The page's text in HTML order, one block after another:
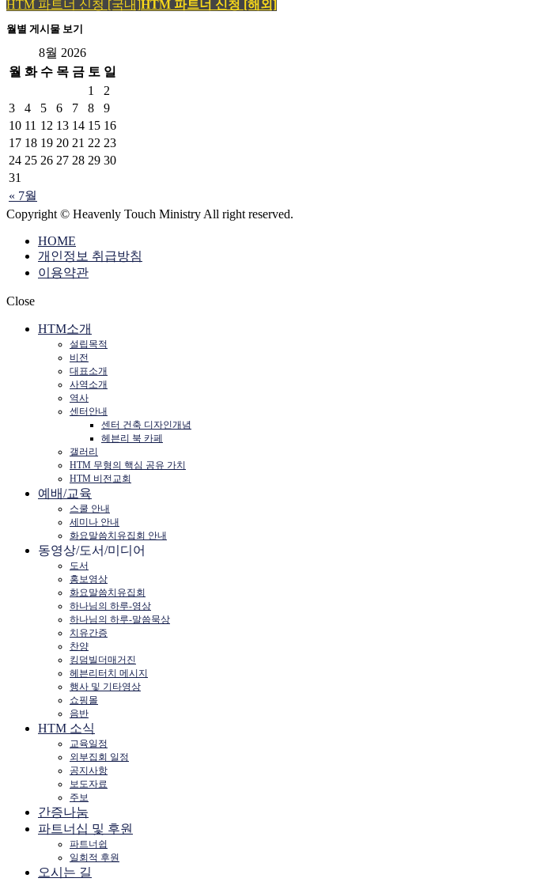
HTM 파트너 신청 [국내]HTM 파트너 신청 [해외]
월별 게시물 보기
8월 2026
월 화 수 목 금 토 일
« 7월
1
2
3
4 5 6 7 8
9
10 11 12 13 14 15 16
17 18 19 20 21 22 23
24 25 26 27 28 29 30
31
Copyright © Heavenly Touch Ministry All right reserved.
HOME
개인정보 취급방침
이용약관
Close
HTM소개
설립목적
비전
대표소개
사역소개
역사
센터안내
센터 건축 디자인개념
헤븐리 북 카페
갤러리
HTM 무형의 핵심 공유 가치
HTM 비전교회
예배/교육
스쿨 안내
세미나 안내
화요말씀치유집회 안내
동영상/도서/미디어
도서
홍보영상
화요말씀치유집회
하나님의 하루-영상
하나님의 하루-말씀묵상
치유간증
찬양
킹덤빌더매거진
헤븐리터치 메시지
행사 및 기타영상
쇼핑몰
음반
HTM 소식
교육일정
외부집회 일정
공지사항
보도자료
주보
간증나눔
파트너십 및 후원
파트너쉽
일회적 후원
오시는 길